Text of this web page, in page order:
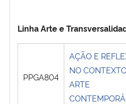
Linha Arte e
PPGA804
AÇÃO E
NO
ARTE